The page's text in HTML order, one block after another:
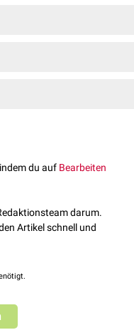
Um die zeitgleiche, aber
auftreten, z.B.
encephalopathies:
du auf Bearbeiten
darum.
Artikel schnell und